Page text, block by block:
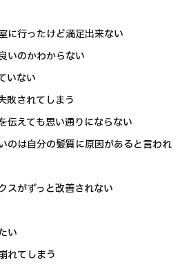
に行ったけど満足出来ない
いのかわからない
いない
敗されてしまう
伝えても思い通りにならない
のは自分の髪質に原因があると言われ
スがずっと改善されない
い
れてしまう